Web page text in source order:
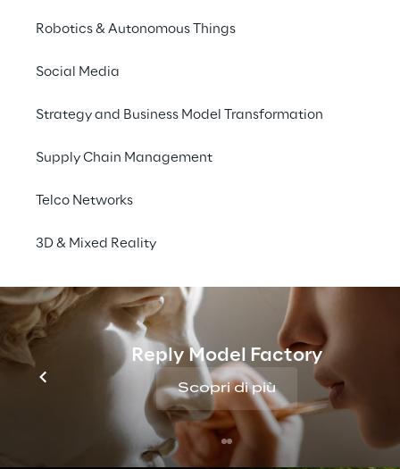
Robotics & Autonomous Things
Social Media
Strategy and Business Model Transformation
Supply Chain Management
Telco Networks
3D & Mixed Reality
Reply Model Factory
Scopri di più
EVENT
Reply Italian